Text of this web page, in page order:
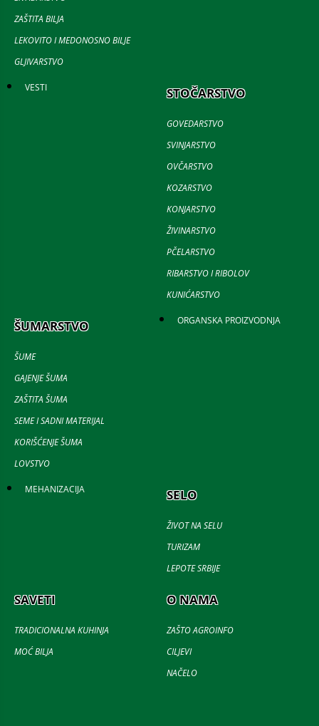
ZAŠTITA BILJA
LEKOVITO I MEDONOSNO BILJE
GLJIVARSTVO
VESTI STOČARSTVO
GOVEDARSTVO
SVINJARSTVO
OVČARSTVO
KOZARSTVO
KONJARSTVO
ŽIVINARSTVO
PČELARSTVO
RIBARSTVO I RIBOLOV
KUNIĆARSTVO
ŠUMARSTVO
ŠUME
GAJENJE ŠUMA
ZAŠTITA ŠUMA
SEME I SADNI MATERIJAL
KORIŠĆENJE ŠUMA
LOVSTVO
ORGANSKA PROIZVODNJA
MEHANIZACIJA SELO
ŽIVOT NA SELU
TURIZAM
LEPOTE SRBIJE
SAVETI
TRADICIONALNA KUHINJA
MOĆ BILJA
O NAMA
ZAŠTO AGROINFO
CILJEVI
NAČELO